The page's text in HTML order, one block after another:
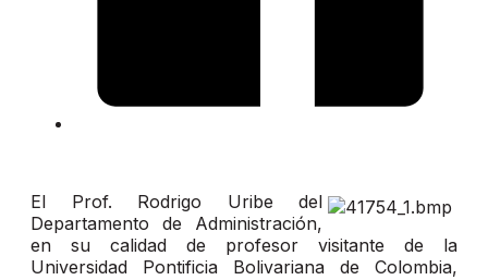
El Prof. Rodrigo Uribe del
Departamento de Administración,
en su calidad de profesor visitante de la
Universidad Pontificia Bolivariana de Colombia,